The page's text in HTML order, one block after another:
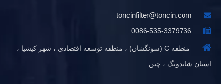

toncinfilter@toncin.com

0086-535-3379736

منطقه C (سونگشان) ، منطقه توسعه اقتصادی ، شهر کیشیا ،
استان شاندونگ ، چین